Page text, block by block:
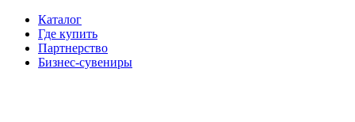
Каталог
Где купить
Партнерство
Бизнес-сувениры